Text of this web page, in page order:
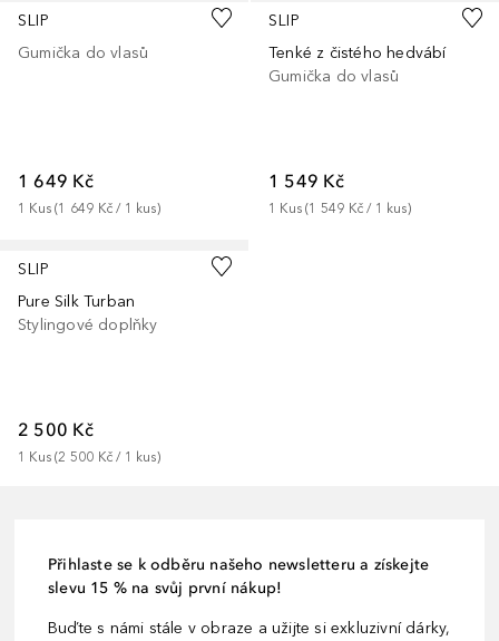
SLIP
Gumička do vlasů
1 649 Kč
1 Kus (1 649 Kč / 1 kus)
SLIP
Tenké z čistého hedvábí
Gumička do vlasů
1 549 Kč
1 Kus (1 549 Kč / 1 kus)
SLIP
Pure Silk Turban
Stylingové doplňky
2 500 Kč
1 Kus (2 500 Kč / 1 kus)
Přihlaste se k odběru našeho newsletteru a získejte
slevu 15 % na svůj první nákup!
Buďte s námi stále v obraze a užijte si exkluzivní dárky,